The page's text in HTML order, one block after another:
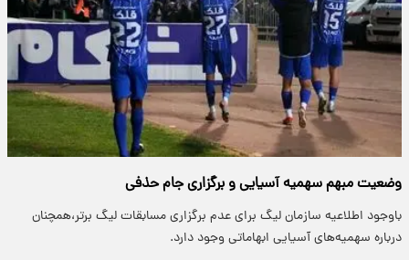
وضعیت مبهم سهمیه آسیایی و برگزاری جام حذفی
باوجود اطلاعیه سازمان لیگ برای عدم برگزاری مسابقات لیگ برتر،همچنان
درباره سهمیه‌های آسیایی ابهاماتی وجود دارد.